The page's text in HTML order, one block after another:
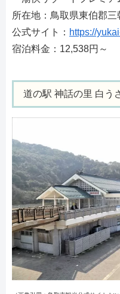
所在地：鳥取県東伯郡
公式サイト： https://
宿泊料金：12,538円～
道の駅 神話の里 白う